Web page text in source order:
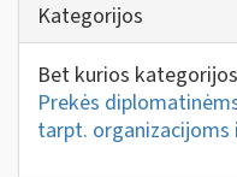
Kategorijos
Bet kurios kategorijos
Prekės
tarpt. organizacijoms